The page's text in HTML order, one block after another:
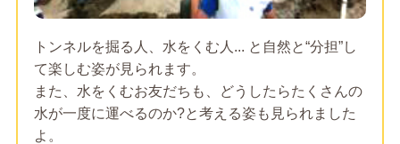
トンネルを掘る人、水をくむ人... と自然と“分担”し
て楽しむ姿が見られます。
また、水をくむお友だちも、どうしたらたくさんの
水が一度に運べるのか?と考える姿も見られました
よ。